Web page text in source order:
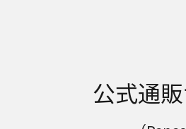
公式通